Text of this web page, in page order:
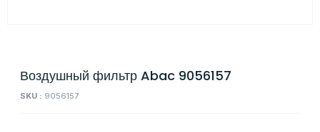
Воздушный фильтр Abac 9056157
SKU : 9056157